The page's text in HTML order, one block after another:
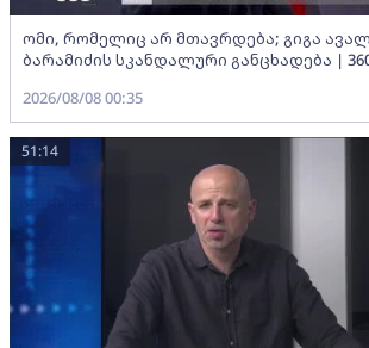
ომი, რომელიც არ მთავრდება; გიგა
ბარამიძის სკანდალური განცხადება |
2026/08/08 00:35
51:14